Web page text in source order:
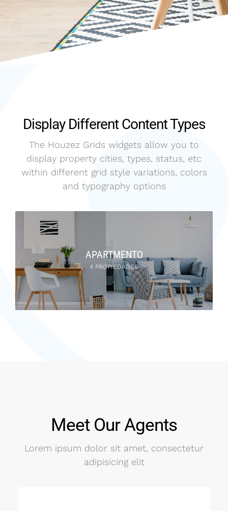
Display Different Content Types
The Houzez Grids widgets allow you to
display property cities, types, status, etc
within different grid style variations, colors
and typography options
APARTMENTO
4 PROPIEDADES
Meet Our Agents
Lorem ipsum dolor sit amet, consectetur
adipisicing elit